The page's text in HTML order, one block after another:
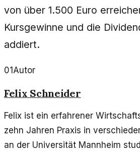
von über 1.500 Euro
Kursgewinne und die
addiert.
01Autor
Felix Schneider
Felix ist ein erfahrener
zehn Jahren Praxis in
an der Universität Mannheim